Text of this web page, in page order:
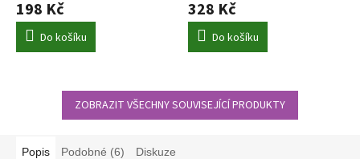
198 Kč
Do košíku
328 Kč
Do košíku
ZOBRAZIT VŠECHNY SOUVISEJÍCÍ PRODUKTY
Popis Podobné (6) Diskuze